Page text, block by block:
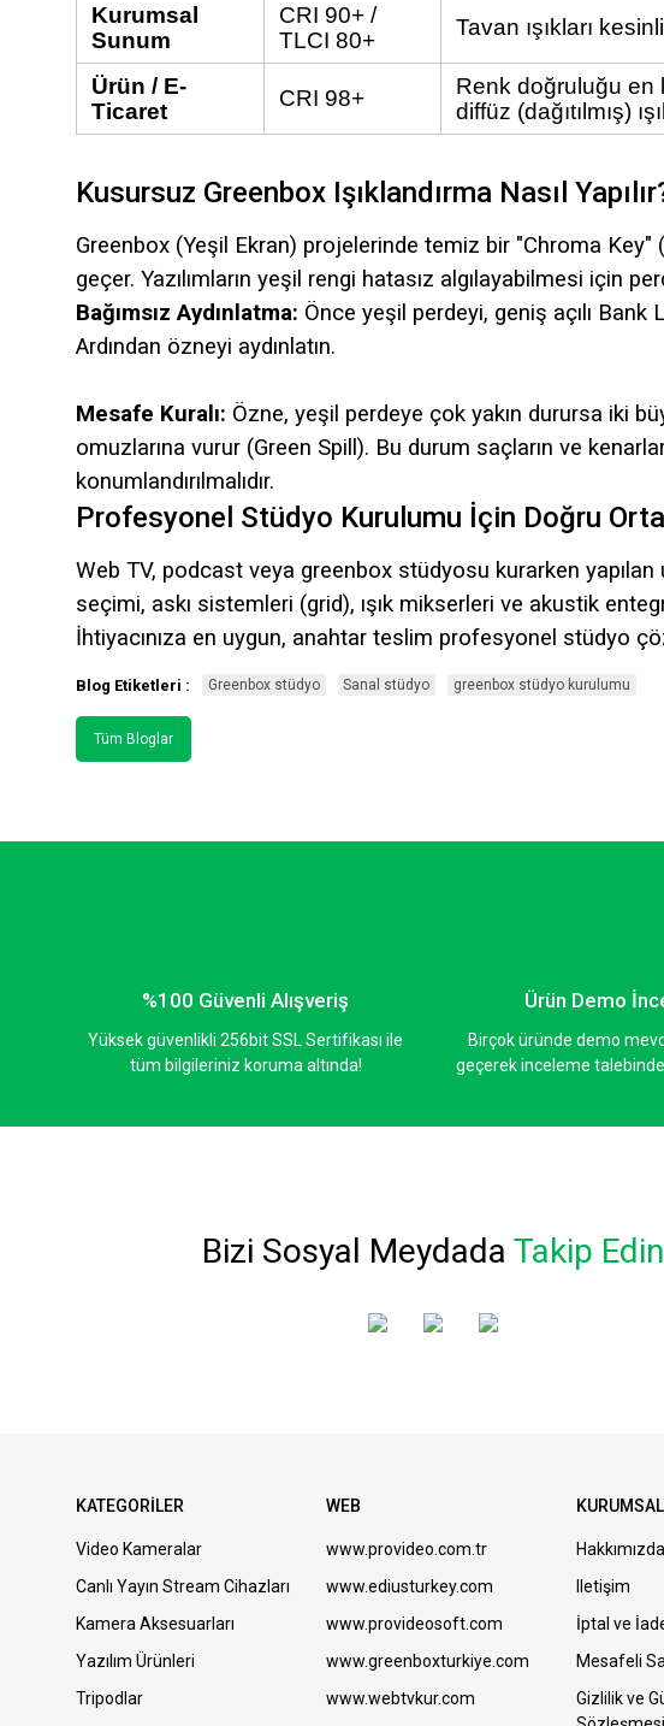
Kurumsal
Sunum
CRI 90+ /
TLCI 80+
Tavan ışıkları
Ürün / E-
Ticaret
CRI 98+
Renk doğruluğu en
diffüz (dağıtılmış)
Kusursuz Greenbox Işıklandırma Nasıl
Greenbox (Yeşil Ekran) projelerinde temiz bir "Chroma Key"
geçer. Yazılımların yeşil rengi hatasız algılayabilmesi için
Bağımsız Aydınlatma: Önce yeşil perdeyi, geniş açılı Bank
Ardından özneyi aydınlatın.
Mesafe Kuralı: Özne, yeşil perdeye çok yakın durursa iki
omuzlarına vurur (Green Spill). Bu durum saçların ve
konumlandırılmalıdır.
Profesyonel Stüdyo Kurulumu İçin Doğru
Web TV, podcast veya greenbox stüdyosu kurarken yapılan
seçimi, askı sistemleri (grid), ışık mikserleri ve akustik
İhtiyacınıza en uygun, anahtar teslim profesyonel stüdyo
Blog Etiketleri : Greenbox stüdyo Sanal stüdyo greenbox stüdyo kurulumu
Tüm Bloglar
%100 Güvenli Alışveriş
Yüksek güvenlikli 256bit SSL Sertifikası ile
tüm bilgileriniz koruma altında!
Ürün Demo
Birçok üründe demo
geçerek inceleme
Bizi Sosyal Meydada Takip Edin
KATEGORİLER
Video Kameralar
Canlı Yayın Stream Cihazları
Kamera Aksesuarları
Yazılım Ürünleri
Tripodlar
WEB
www.provideo.com.tr
www.ediusturkey.com
www.provideosoft.com
www.greenboxturkiye.com
www.webtvkur.com
KURUMSAL
Hakkımızda
Iletişim
İptal ve
Mesafeli
Gizlilik ve